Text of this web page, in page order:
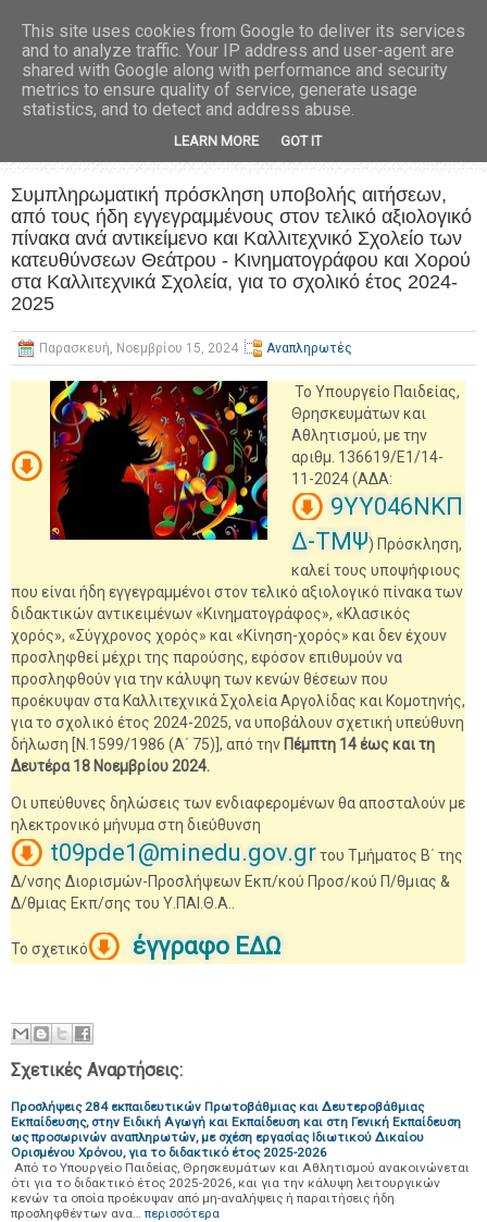
Συμπληρωματική πρόσκληση υποβολής αιτήσεων,
από τους ήδη εγγεγραμμένους στον τελικό αξιολογικό
πίνακα ανά αντικείμενο και Καλλιτεχνικό Σχολείο των
κατευθύνσεων Θεάτρου - Κινηματογράφου και Χορού
στα Καλλιτεχνικά Σχολεία, για το σχολικό έτος 2024-
2025
Παρασκευή, Νοεμβρίου 15, 2024 Αναπληρωτές
Το Υπουργείο Παιδείας,
Θρησκευμάτων και
Αθλητισμού, με την
αριθμ. 136619/Ε1/14-
11-2024 (ΑΔΑ:
9ΥΥ046ΝΚΠ
Δ-ΤΜΨ) Πρόσκληση,
καλεί τους υποψήφιους
που είναι ήδη εγγεγραμμένοι στον τελικό αξιολογικό πίνακα των
διδακτικών αντικειμένων «Κινηματογράφος», «Κλασικός
χορός», «Σύγχρονος χορός» και «Κίνηση-χορός» και δεν έχουν
προσληφθεί μέχρι της παρούσης, εφόσον επιθυμούν να
προσληφθούν για την κάλυψη των κενών θέσεων που
προέκυψαν στα Καλλιτεχνικά Σχολεία Αργολίδας και Κομοτηνής,
για το σχολικό έτος 2024-2025, να υποβάλουν σχετική υπεύθυνη
δήλωση [Ν.1599/1986 (Α΄ 75)], από την Πέμπτη 14 έως και τη
Δευτέρα 18 Νοεμβρίου 2024.
Οι υπεύθυνες δηλώσεις των ενδιαφερομένων θα αποσταλούν με
ηλεκτρονικό μήνυμα στη διεύθυνση
t09pde1@minedu.gov.grτου Τμήματος Β΄ της
Δ/νσης Διορισμών-Προσλήψεων Εκπ/κού Προσ/κού Π/θμιας &
Δ/θμιας Εκπ/σης του Υ.ΠΑΙ.Θ.Α..
Το σχετικό έγγραφο ΕΔΩ
Σχετικές Αναρτήσεις:
Προσλήψεις 284 εκπαιδευτικών Πρωτοβάθμιας και Δευτεροβάθμιας
Εκπαίδευσης, στην Ειδική Αγωγή και Εκπαίδευση και στη Γενική Εκπαίδευση
ως προσωρινών αναπληρωτών, με σχέση εργασίας Ιδιωτικού Δικαίου
Ορισμένου Χρόνου, για το διδακτικό έτος 2025-2026
Από το Υπουργείο Παιδείας, Θρησκευμάτων και Αθλητισμού ανακοινώνεται
ότι για το διδακτικό έτος 2025-2026, και για την κάλυψη λειτουργικών
κενών τα οποία προέκυψαν από μη-αναλήψεις ή παραιτήσεις ήδη
προσληφθέντων ανα… περισσότερα
This site uses cookies from Google to deliver its services
and to analyze traffic. Your IP address and user-agent are
shared with Google along with performance and security
metrics to ensure quality of service, generate usage
statistics, and to detect and address abuse.
LEARN MORE GOT IT